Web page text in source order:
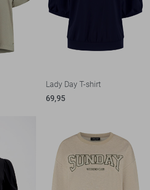
Lady Day T-shirt
69,95